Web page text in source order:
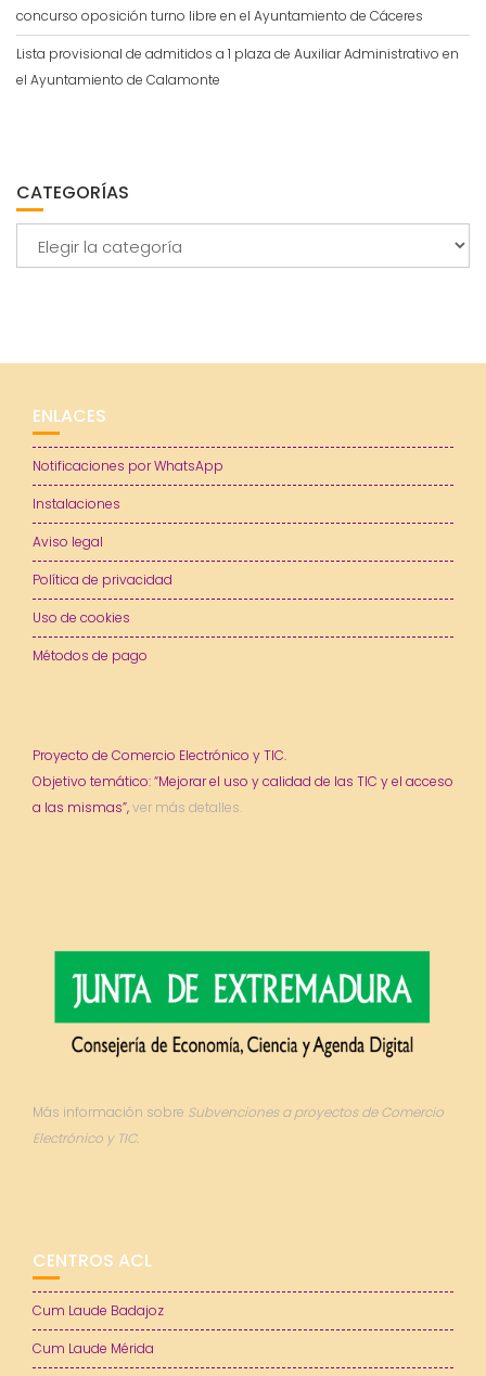
concurso oposición turno libre en el Ayuntamiento de Cáceres
Lista provisional de admitidos a 1 plaza de Auxiliar Administrativo en
el Ayuntamiento de Calamonte
CATEGORÍAS
ENLACES
Notificaciones por WhatsApp
Instalaciones
Aviso legal
Política de privacidad
Uso de cookies
Métodos de pago
Proyecto de Comercio Electrónico y TIC.
Objetivo temático: “Mejorar el uso y calidad de las TIC y el acceso
a las mismas”,ver más detalles.
Más información sobre Subvenciones a proyectos de Comercio
Electrónico y TIC.
CENTROS ACL
Cum Laude Badajoz
Cum Laude Mérida